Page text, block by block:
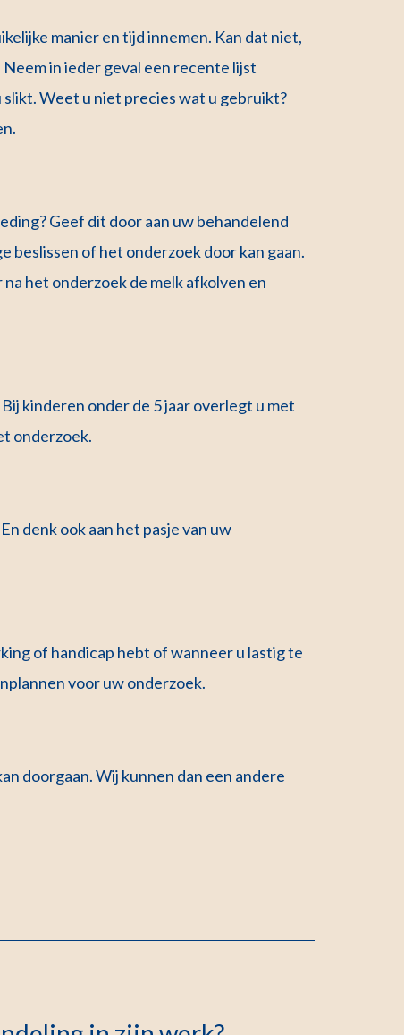
manier en tijd innemen. Kan dat niet,
in ieder geval een recente lijst
slikt. Weet u niet precies wat u gebruikt?
Geef dit door aan uw behandelend
beslissen of het onderzoek door kan gaan.
het onderzoek de melk afkolven en
kinderen onder de 5 jaar overlegt u met
onderzoek.
denk ook aan het pasje van uw
of handicap hebt of wanneer u lastig te
voor uw onderzoek.
doorgaan. Wij kunnen dan een andere